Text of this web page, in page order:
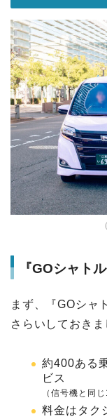
『GOシャト
まず、『GOシャ
さらいしておきま
約400ある
ビス
（信号機と同
料金はタク